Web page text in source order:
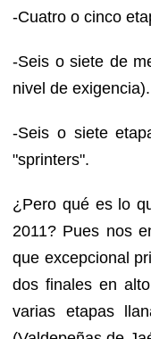
-Cuatro o cinco
-Seis o siete de
nivel de exigencia).
-Seis o siete
"sprinters".
¿Pero qué es lo
2011? Pues nos
que excepcional
dos finales en
varias etapas